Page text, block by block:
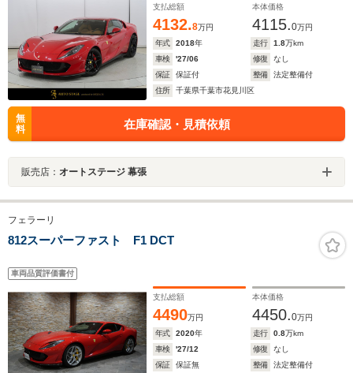
支払総額
4132.8万円
本体価格
4115.0万円
年式
2018年 走行 1.8万km
車検
'27/06 修復
なし
保証
保証付 整備
法定整備付
住所
千葉県千葉市花見川区
無
料
在庫確認・見積依頼
販売店： オートステージ 幕張
フェラーリ
812スーパーファスト F1 DCT
車両品質評価書付
支払総額
4490万円
本体価格
4450.0万円
年式
2020年 走行 0.8万km
車検
'27/12 修復
なし
保証
保証無 整備
法定整備付